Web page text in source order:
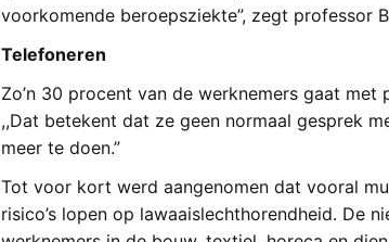
voorkomende beroepsziekte”, zegt professor
Telefoneren
Zo’n 30 procent van de werknemers gaat
,,Dat betekent dat ze geen normaal gesprek
meer te doen.”
Tot voor kort werd aangenomen dat vooral
risico’s lopen op lawaaislechthorendheid. De